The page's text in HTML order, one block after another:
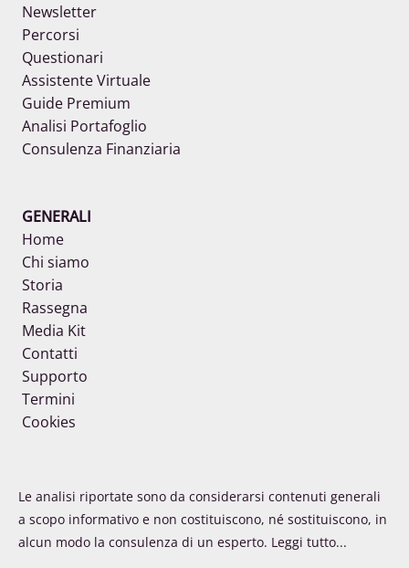
Newsletter
Percorsi
Questionari
Assistente Virtuale
Guide Premium
Analisi Portafoglio
Consulenza Finanziaria
GENERALI
Home
Chi siamo
Storia
Rassegna
Media Kit
Contatti
Supporto
Termini
Cookies
Le analisi riportate sono da considerarsi contenuti generali
a scopo informativo e non costituiscono, né sostituiscono, in
alcun modo la consulenza di un esperto. Leggi tutto...